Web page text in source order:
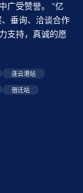
广受赞誉。 “亿
垂询、洽谈合作
支持，真诚的愿
连云港站
宿迁站